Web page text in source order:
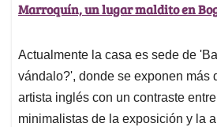
Marroquín, un lugar maldito en
Actualmente la casa es sede de
vándalo?', donde se exponen más
artista inglés con un contraste
minimalistas de la exposición y la